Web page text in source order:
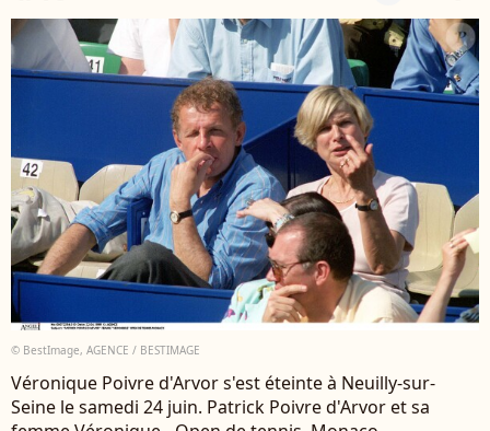
© BestImage, AGENCE / BESTIMAGE
Véronique Poivre d'Arvor s'est éteinte à Neuilly-sur-
Seine le samedi 24 juin. Patrick Poivre d'Arvor et sa